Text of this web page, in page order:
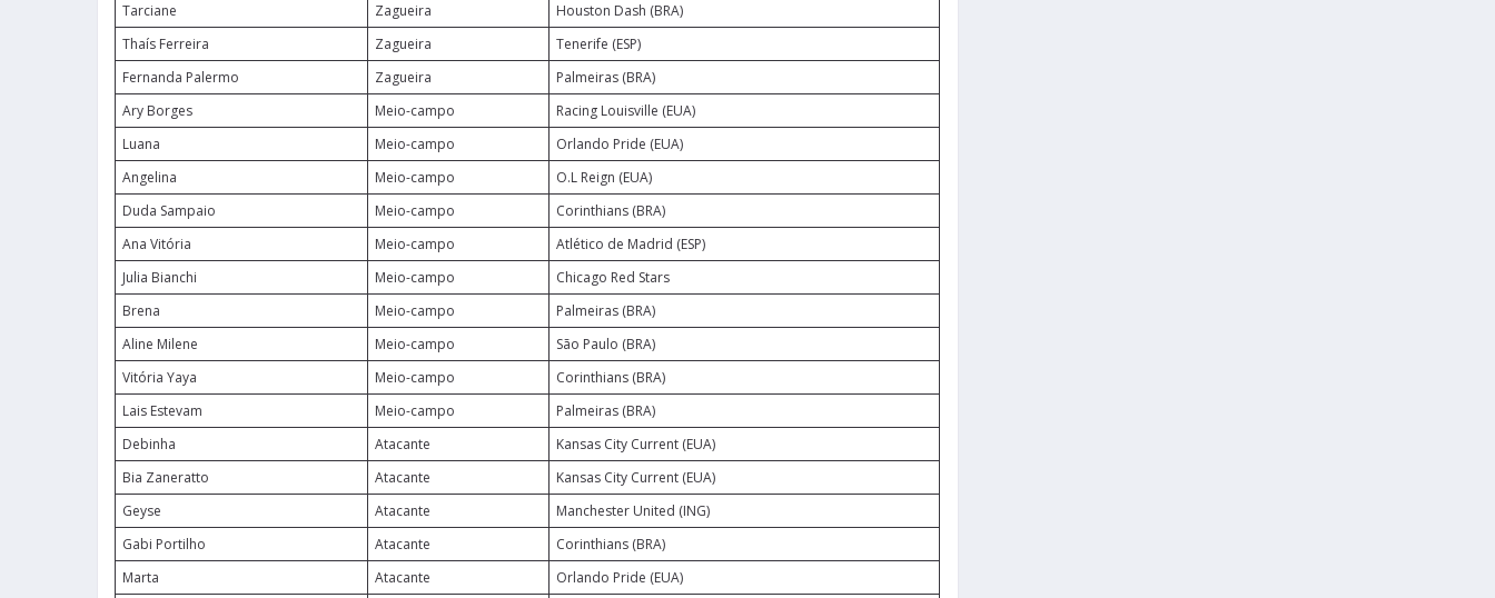
Tarciane
Zagueira
Houston Dash (BRA)
Thaís Ferreira
Zagueira
Tenerife (ESP)
Fernanda Palermo
Zagueira
Palmeiras (BRA)
Ary Borges
Meio-campo
Racing Louisville (EUA)
Luana
Meio-campo
Orlando Pride (EUA)
Angelina
Meio-campo
O.L Reign (EUA)
Duda Sampaio
Meio-campo
Corinthians (BRA)
Ana Vitória
Meio-campo
Atlético de Madrid (ESP)
Julia Bianchi
Meio-campo
Chicago Red Stars
Brena
Meio-campo
Palmeiras (BRA)
Aline Milene
Meio-campo
São Paulo (BRA)
Vitória Yaya
Meio-campo
Corinthians (BRA)
Lais Estevam
Meio-campo
Palmeiras (BRA)
Debinha
Atacante
Kansas City Current (EUA)
Bia Zaneratto
Atacante
Kansas City Current (EUA)
Geyse
Atacante
Manchester United (ING)
Gabi Portilho
Atacante
Corinthians (BRA)
Marta
Atacante
Orlando Pride (EUA)